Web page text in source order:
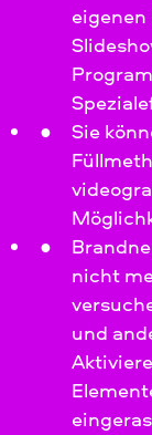
Sie
nicht
und